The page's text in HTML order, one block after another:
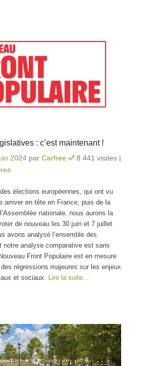
: c’est maintenant !
2024 par Carfree 8 441 visites |
élections européennes, qui ont vu
arriver en tête en France, puis de la
nationale, nous aurons la
de nouveau les 30 juin et 7 juillet
avons analysé l’ensemble des
notre analyse comparative est sans
Front Populaire est en mesure
régressions majeures sur les enjeux
et sociaux.
Lire la suite…